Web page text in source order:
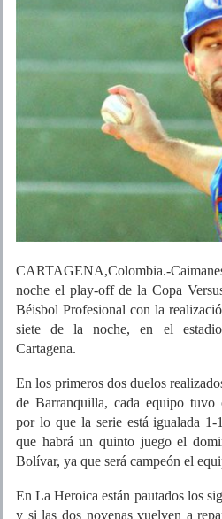
CARTAGENA,Colombia.-
noche el play-off de la Copa
Béisbol Profesional con la
siete de la noche, en el
Cartagena.
En los primeros dos duelos
de Barranquilla, cada equipo tuvo
por lo que la serie está igualada
que habrá un quinto juego el
Bolívar, ya que será campeón el
En La Heroica están pautados los
y si las dos novenas vuelven a